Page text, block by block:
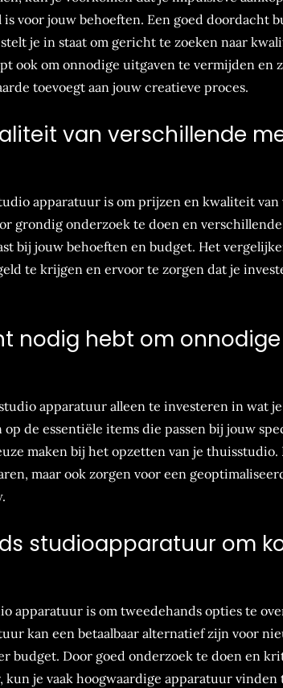
voor jouw behoeften. Een goed doordacht
je in staat om gericht te zoeken naar
ook om onnodige uitgaven te vermijden en
toevoegt aan jouw creatieve proces.
van verschillende
apparatuur is om prijzen en kwaliteit
grondig onderzoek te doen en
bij jouw behoeften en budget. Het
te krijgen en ervoor te zorgen dat je
nodig hebt om
apparatuur alleen te investeren in wat
de essentiële items die passen bij jouw
maken bij het opzetten van je
maar ook zorgen voor een
studioapparatuur om
apparatuur is om tweedehands opties te
kan een betaalbaar alternatief zijn voor
budget. Door goed onderzoek te doen en
je vaak hoogwaardige apparatuur vinden